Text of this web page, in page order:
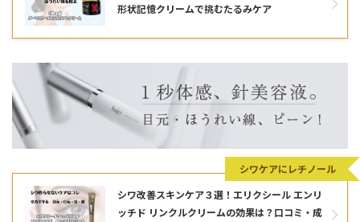
形状記憶クリームで挑むたるみケア
シワ改善スキンケア３選！エリクシール エンリ
ッチド リンクルクリームの効果は？口コミ・成
シワケアにレチノール